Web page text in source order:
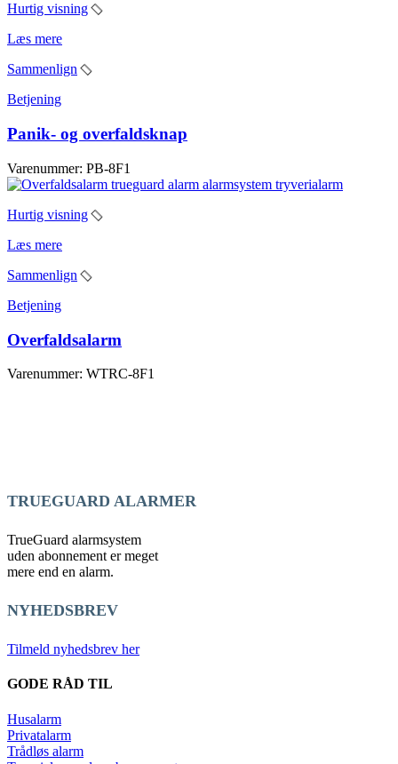
Hurtig visning
Læs mere
Sammenlign
Betjening
Panik- og overfaldsknap
Varenummer: PB-8F1
Hurtig visning
Læs mere
Sammenlign
Betjening
Overfaldsalarm
Varenummer: WTRC-8F1
TRUEGUARD ALARMER
TrueGuard alarmsystem
uden abonnement er meget
mere end en alarm.
NYHEDSBREV
Tilmeld nyhedsbrev her
GODE RÅD TIL
Husalarm
Privatalarm
Trådløs alarm